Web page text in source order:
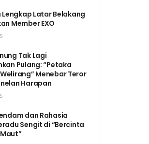
Lengkap Latar Belakang
Member EXO
Tak Lagi
Pulang: “Petaka
Menebar Teror
Harapan
dan Rahasia
Sengit di “Bercinta